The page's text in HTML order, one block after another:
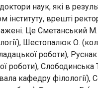
наук, які в
інституту, врешті
Це Сметанський
Шестопалюк О.
роботи),
роботи), Слободинська
кафедру філології),